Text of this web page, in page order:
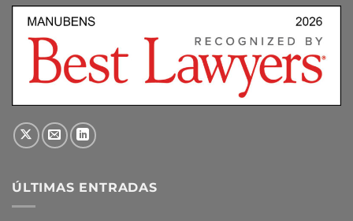
ÚLTIMAS ENTRADAS